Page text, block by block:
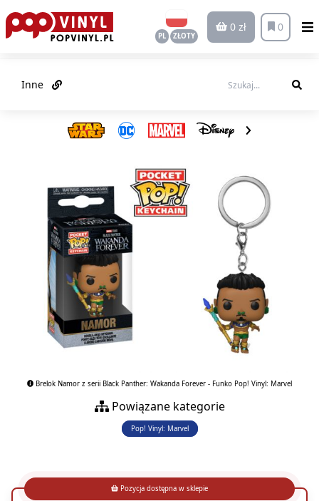
PL ZŁOTY
0 zł 0
Inne
Brelok Namor z serii Black Panther: Wakanda Forever - Funko Pop! Vinyl: Marvel
Powiązane kategorie
Pop! Vinyl: Marvel
Pozycja dostępna w sklepie